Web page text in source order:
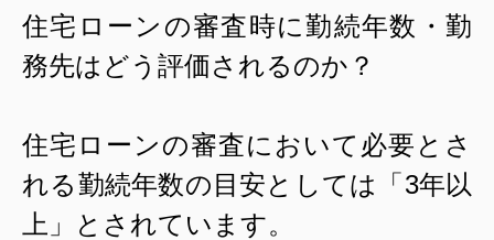
住宅ローンの審査時に勤続年数・勤
務先はどう評価されるのか？
住宅ローンの審査において必要とさ
れる勤続年数の目安としては「3年以
上」とされています。